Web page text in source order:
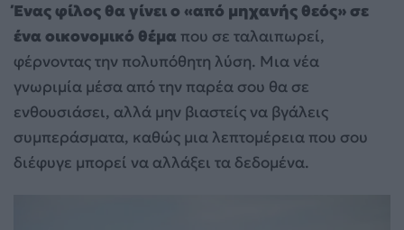
Ένας φίλος θα γίνει ο «από μηχανής θεός» σε
ένα οικονομικό θέμα που σε ταλαιπωρεί,
φέρνοντας την πολυπόθητη λύση. Μια νέα
γνωριμία μέσα από την παρέα σου θα σε
ενθουσιάσει, αλλά μην βιαστείς να βγάλεις
συμπεράσματα, καθώς μια λεπτομέρεια που σου
διέφυγε μπορεί να αλλάξει τα δεδομένα.